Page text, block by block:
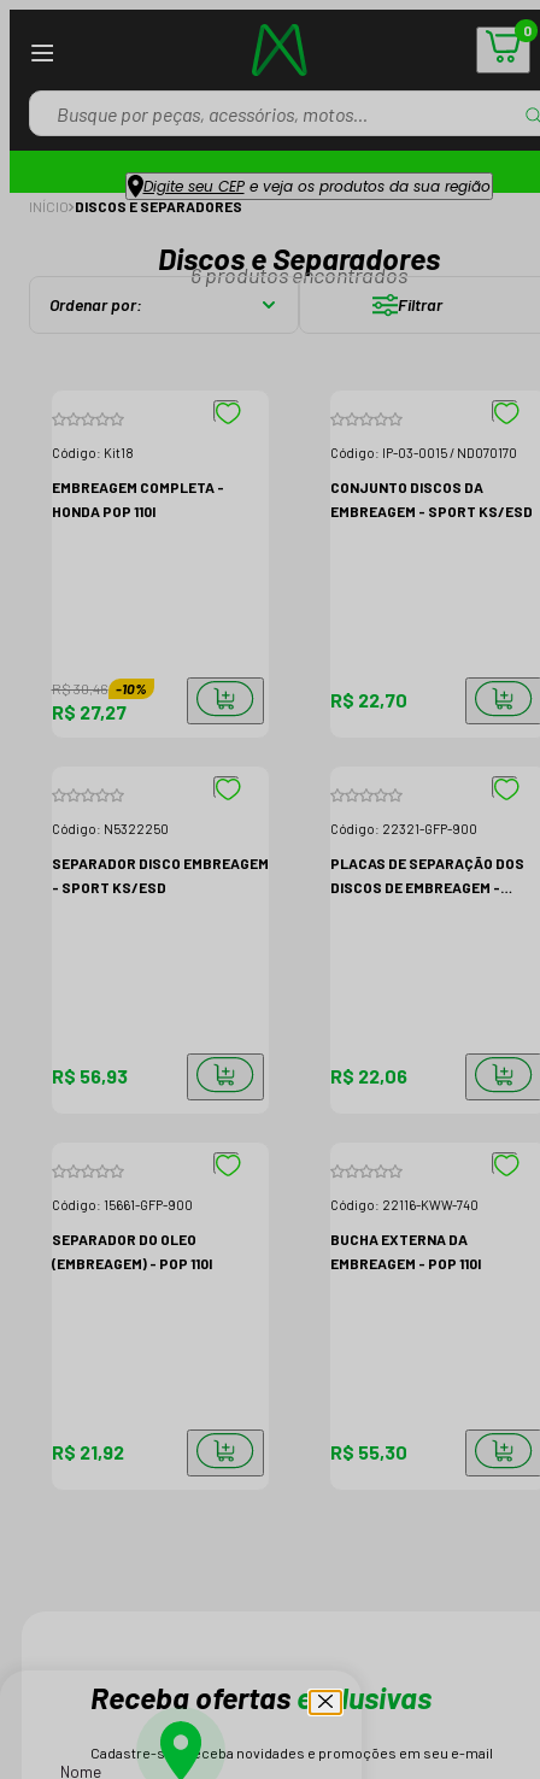
0
Digite seu CEPe veja os produtos da sua região
INÍCIO DISCOS E SEPARADORES
Discos e Separadores
6produtos encontrados
Ordenar por: Filtrar
Código: Kit18
EMBREAGEM COMPLETA -
HONDA POP 110I
R$ 30,46 -10%
R$ 27,27
Código: IP-03-0015 / ND070170
CONJUNTO DISCOS DA
EMBREAGEM - SPORT KS/ESD
R$ 22,70
Código: N5322250
SEPARADOR DISCO EMBREAGEM
- SPORT KS/ESD
R$ 56,93
Código: 22321-GFP-900
PLACAS DE SEPARAÇÃO DOS
DISCOS DE EMBREAGEM -
R$ 22,06
Código: 15661-GFP-900
SEPARADOR DO OLEO
(EMBREAGEM) - POP 110I
R$ 21,92
Código: 22116-KWW-740
BUCHA EXTERNA DA
EMBREAGEM - POP 110I
R$ 55,30
Receba ofertas exclusivas
Cadastre-se e receba novidades e promoções em seu e-mail